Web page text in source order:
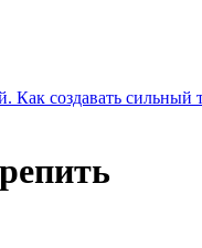
Как создавать сильный